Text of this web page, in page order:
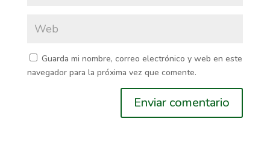
Guarda mi nombre, correo electrónico y web en este
navegador para la próxima vez que comente.